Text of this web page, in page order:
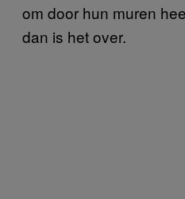
om door hun muren
dan is het over.